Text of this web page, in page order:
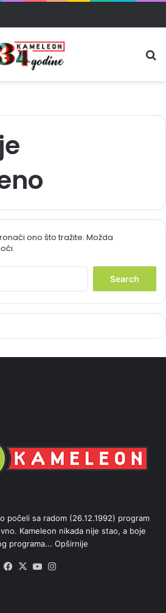
ono što tražite. Možda
h
počeli sa radom (26.12.1992) program
Kameleon nikada nije stao, a boje
programa... Opširnije
Facebook
X YouTube